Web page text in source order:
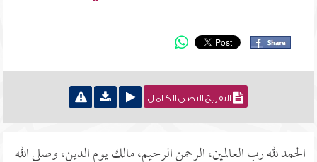
التفريغ النصي الكامل
الحمد لله رب العالمين، الرحمن الرحيم، مالك يوم الدين، وصلى الله